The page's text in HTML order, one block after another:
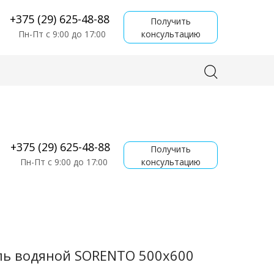
Пн-Пт с 9:00 до 17:00
+375 (29) 625-48-88
Получить
консультацию
Получить
консультацию
Пн-Пт с 9:00 до 17:00
+375 (29) 625-48-88
водяной SORENTO 500x600